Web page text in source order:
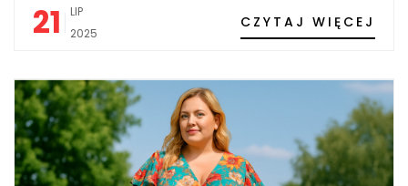
21
LIP
2025
CZYTAJ WIĘCEJ